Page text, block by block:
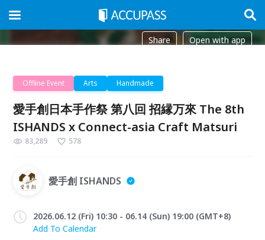
Share Open with app
Offline Event Arts Handmade
愛手創日本手作祭 第八回 招縁万來 The 8th
ISHANDS x Connect-asia Craft Matsuri
83,289 578
愛手創 ISHANDS
2026.06.12 (Fri) 10:30 - 06.14 (Sun) 19:00 (GMT+8)
Add To Calendar